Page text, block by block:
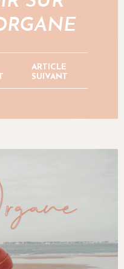
ARTICLE
SUIVANT